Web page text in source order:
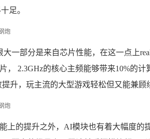
足。
一部分是来自芯片性能，在这一点上
， 2.3GHz的核心主频能够带来10%的
升，玩主流的大型游戏轻松但又能兼顾
上的提升之外，AI模块也有着大幅度的